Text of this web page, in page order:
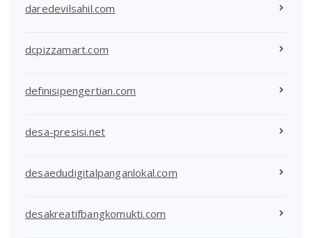
daredevilsahil.com
dcpizzamart.com
definisipengertian.com
desa-presisi.net
desaedudigitalpanganlokal.com
desakreatifbangkomukti.com